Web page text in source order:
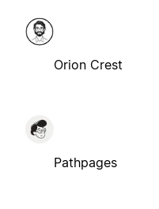
Orion Crest
Pathpages